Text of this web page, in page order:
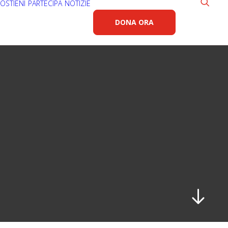
PARTECIPA NOTIZIE
DONA ORA